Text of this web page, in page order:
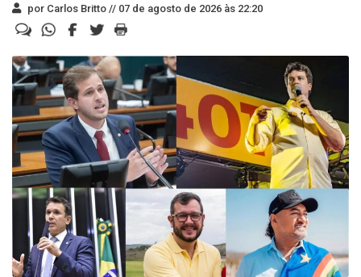
por Carlos Britto // 07 de agosto de 2026 às 22:20